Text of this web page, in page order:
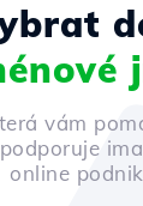
vám
online